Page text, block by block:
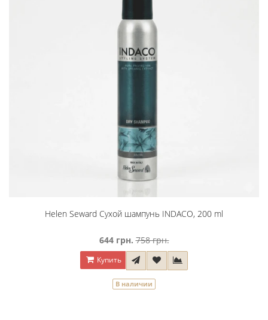
Helen Seward Сухой шампунь INDACO, 200 ml
644 грн. 758 грн.
Купить
В наличии